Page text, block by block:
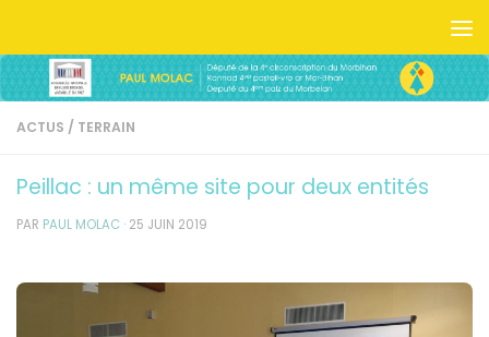
ACTUS / TERRAIN
Peillac : un même site pour deux entités
PAR PAUL MOLAC · 25 JUIN 2019